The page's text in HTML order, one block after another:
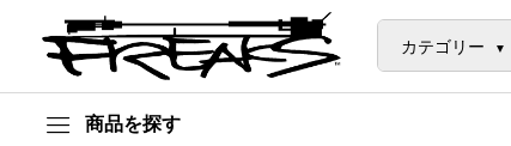
カテゴリー
商品を探す
中古ﾚｺｰﾄﾞ FIELD MOB -
説明